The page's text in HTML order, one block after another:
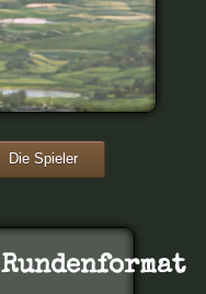
Die Spieler
Rundenformat